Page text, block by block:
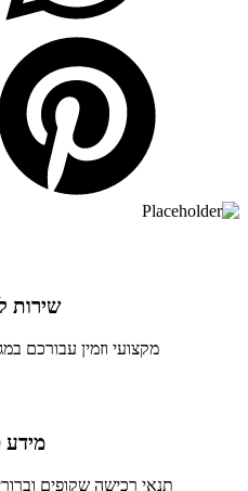
שירות
מקצועי וזמין עבורכם
מידע
תנאי רכישה שקופים